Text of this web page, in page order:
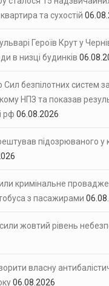
та сухостій
Героїв Крут у
в низці будинків
безпілотних систем
НПЗ та показав
рф 06.08.2026
підозрюваного у
кримінальне
з пасажирами
жовтий рівень
власну
06.08.2026